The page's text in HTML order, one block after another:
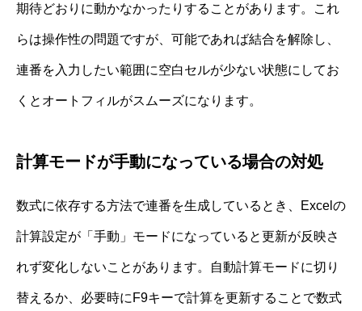
期待どおりに動かなかったりすることがあります。これ
らは操作性の問題ですが、可能であれば結合を解除し、
連番を入力したい範囲に空白セルが少ない状態にしてお
くとオートフィルがスムーズになります。
計算モードが手動になっている場合の対処
数式に依存する方法で連番を生成しているとき、Excelの
計算設定が「手動」モードになっていると更新が反映さ
れず変化しないことがあります。自動計算モードに切り
替えるか、必要時にF9キーで計算を更新することで数式